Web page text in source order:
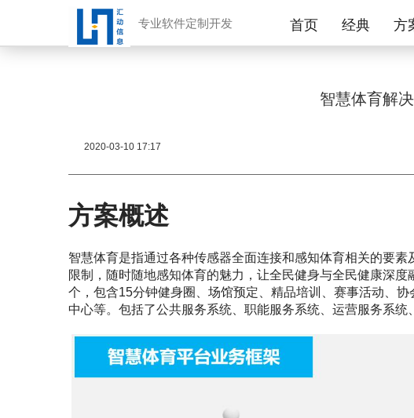
专业软件定制开发 首页 经典 方
智慧体育解
2020-03-10 17:17
方案概述
智慧体育是指通过各种传感器全面连接和感知体育相关的要
限制，随时随地感知体育的魅力，让全民健身与全民健康深
个，包含15分钟健身圈、场馆预定、精品培训、赛事活动、
中心等。包括了公共服务系统、职能服务系统、运营服务系统